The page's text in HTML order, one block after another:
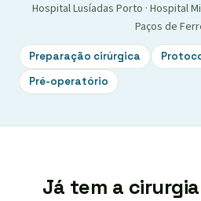
Hospital Lusíadas Porto · Hospital
Paços de
Preparação cirúrgica
Pré-operatório
Já tem a